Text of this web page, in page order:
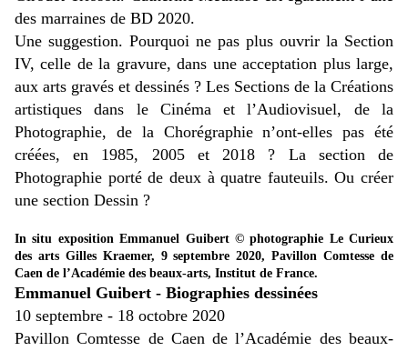
des marraines de BD 2020.
Une suggestion. Pourquoi ne pas plus ouvrir la Section
IV, celle de la gravure, dans une acceptation plus large,
aux arts gravés et dessinés ? Les Sections de la Créations
artistiques dans le Cinéma et l’Audiovisuel, de la
Photographie, de la Chorégraphie n’ont-elles pas été
créées, en 1985, 2005 et 2018 ? La section de
Photographie porté de deux à quatre fauteuils. Ou créer
une section Dessin ?
In situ exposition Emmanuel Guibert © photographie Le Curieux
des arts Gilles Kraemer, 9 septembre 2020, Pavillon Comtesse de
Caen de l’Académie des beaux-arts, Institut de France.
Emmanuel Guibert - Biographies dessinées
10 septembre - 18 octobre 2020
Pavillon Comtesse de Caen de l’Académie des beaux-